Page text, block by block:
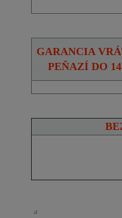
GARANCIA
PEŇAZÍ DO